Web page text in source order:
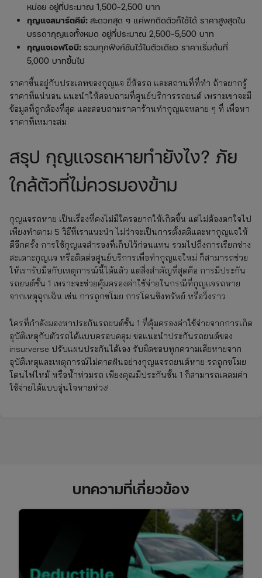
หน่อย อยู่ที่ประมาณ 1,500-2,500 บาท
กุญแจสมาร์ตคีย์: สะดวกสุด ๆ แค่พกติดตัวก็ใช้ได้ ราคาสูงสุดใน
บรรดากุญแจทั้งหมด อยู่ที่ประมาณ 2,500-5,500 บาท
กุญแจเอฟโอบี: รวมทุกฟังก์ชันไว้ในตัวเดียว ราคาเริ่มต้นที่
5,000 บาทขึ้นไป
ราคาขึ้นอยู่กับประเภทของกุญแจ ยี่ห้อรถ และสถานที่ที่ทำ ถ้าอยากรู้
ราคาที่แน่นอน แนะนำให้สอบถามที่ศูนย์บริการรถยนต์ เพราะเขาจะมี
ข้อมูลที่ถูกต้องที่สุด และสอบถามราคาร้านทำกุญแจหลาย ๆ ที่ เพื่อหา
ราคาที่เหมาะสม
สรุป กุญแจรถหายทำยังไง? ภัย
ใกล้ตัวที่ไม่ควรมองข้าม
กุญแจรถหาย เป็นเรื่องที่คงไม่มีใครอยากให้เกิดขึ้น แต่ไม่ต้องตกใจไป
เพียงทำตาม 5 วิธีที่เราแนะนำ ไม่ว่าจะเป็นการตั้งสติและหากุญแจให้
ดีอีกครั้ง การใช้กุญแจสำรองที่เก็บไว้ก่อนแทน รวมไปถึงการเรียกช่าง
สะเดาะกุญแจ หรือติดต่อศูนย์บริการเพื่อทำกุญแจใหม่ ก็สามารถช่วย
ให้เรารับมือกับเหตุการณ์นี้ได้แล้ว แต่สิ่งสำคัญที่สุดคือ การมีประกัน
รถยนต์ชั้น 1 เพราะจะช่วยคุ้มครองค่าใช้จ่ายในกรณีที่กุญแจรถหาย
จากเหตุฉุกเฉิน เช่น การถูกขโมย การโดนชิงทรัพย์ หรือวิ่งราว
ใครที่กำลังมองหาประกันรถยนต์ชั้น 1 ที่คุ้มครองค่าใช้จ่ายจากการเกิด
อุบัติเหตุกับตัวรถได้แบบครอบคลุม ขอแนะนำประกันรถยนต์ของ
insurverse ปรับแผนประกันได้เอง รับผิดชอบทุกความเสียหายจาก
อุบัติเหตุและเหตุการณ์ไม่คาดฝันอย่างกุญแจรถยนต์หาย รถถูกขโมย
โดนไฟไหม้ หรือน้ำท่วมรถ เพียงคุณมีประกันชั้น 1 ก็สามารถเคลมค่า
ใช้จ่ายได้แบบอุ่นใจหายห่วง!
บทความที่เกี่ยวข้อง